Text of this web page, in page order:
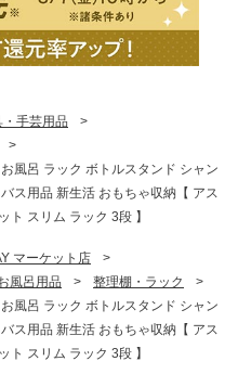
手芸用品
>
>
風呂 ラック ボトルスタンド シャン
ス用品 新生活 おもちゃ収納【 アス
ト スリム ラック 3段 】
マーケット店
>
風呂用品 > 整理棚・ラック
>
風呂 ラック ボトルスタンド シャン
ス用品 新生活 おもちゃ収納【 アス
ト スリム ラック 3段 】